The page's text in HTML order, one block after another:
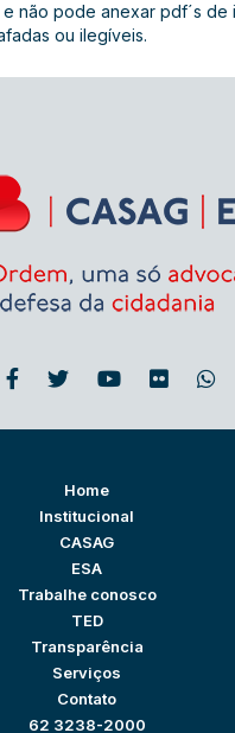
não pode anexar pdf´s de
ou ilegíveis.
Home
Institucional
CASAG
ESA
Trabalhe conosco
TED
Transparência
Serviços
Contato
62 3238-2000